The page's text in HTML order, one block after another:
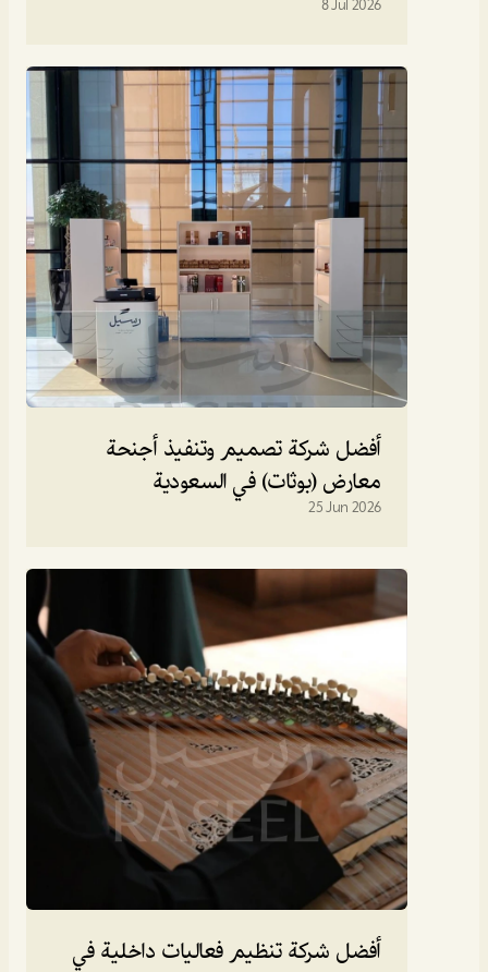
8 Jul 2026
معارض (بوثات) في السعودية
25 Jun 2026